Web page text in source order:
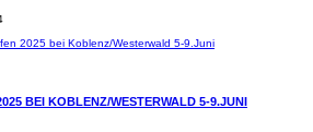
2025 bei Koblenz/Westerwald 5-9.Juni
BEI KOBLENZ/WESTERWALD 5-9.JUNI